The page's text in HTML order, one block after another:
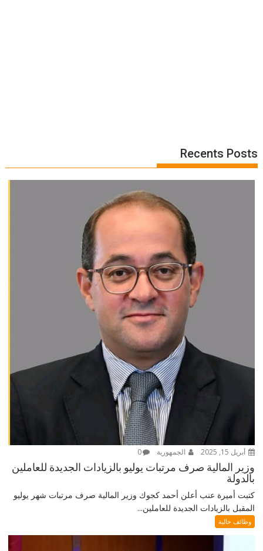
Recents Posts
أبريل 15, 2025 الجمهورية 0
وزير المالية صرف مرتبات يوليو بالزيادات الجديدة للعاملين
بالدولة
كتبت أميرة عنب أعلن أحمد كجوك وزير المالية صرف مرتبات شهر يوليو
المقبل بالزيادات الجديدة للعاملين...
وظائف خالية